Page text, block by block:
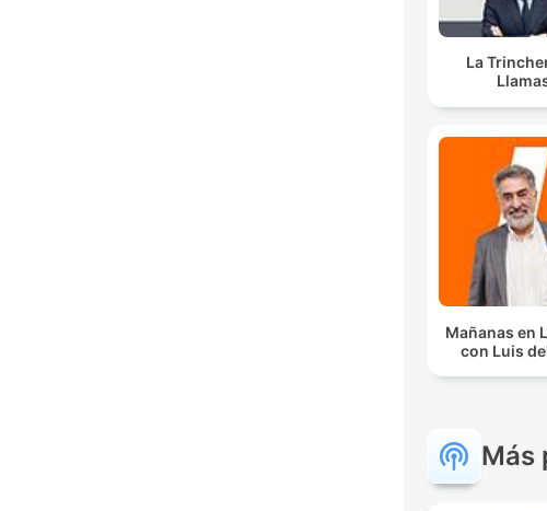
La
Mañanas en
con Luis
Más